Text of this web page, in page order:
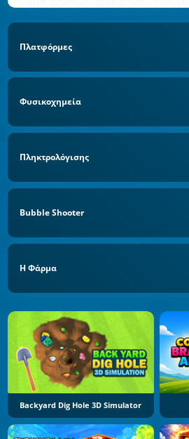
Πλατφόρμες
Φυσικοχημεία
Πληκτρολόγισης
Bubble Shooter
Η Φάρμα
Backyard Dig Hole 3D Simulator